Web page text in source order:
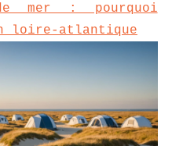
mer : pourquoi
loire-atlantique